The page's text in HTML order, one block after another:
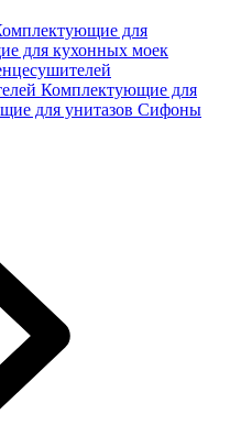
для
для кухонных моек
Комплектующие для
для унитазов Сифоны